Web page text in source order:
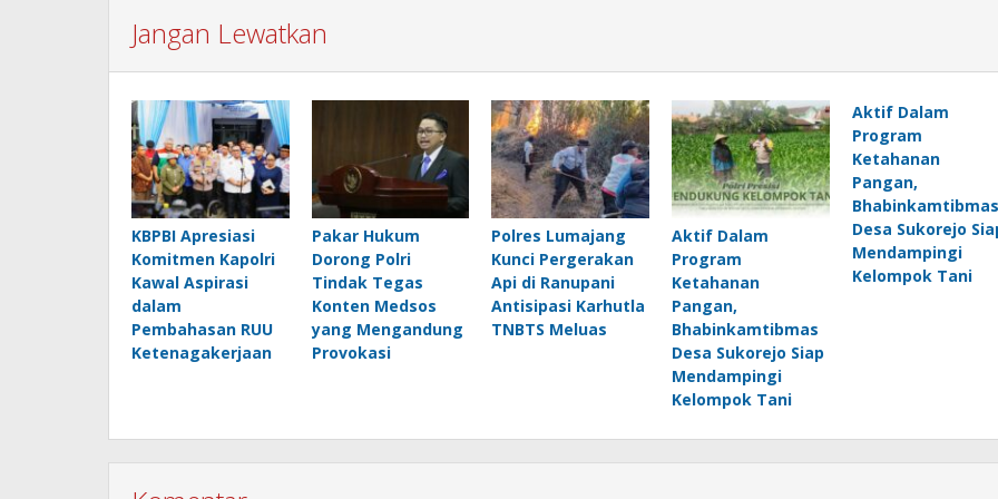
Jangan Lewatkan
KBPBI Apresiasi
Komitmen Kapolri
Kawal Aspirasi
dalam
Pembahasan RUU
Ketenagakerjaan
Pakar Hukum
Dorong Polri
Tindak Tegas
Konten Medsos
yang Mengandung
Provokasi
Polres Lumajang
Kunci Pergerakan
Api di Ranupani
Antisipasi Karhutla
TNBTS Meluas
Aktif Dalam
Program
Ketahanan
Pangan,
Bhabinkamtibmas
Desa Sukorejo Siap
Mendampingi
Kelompok Tani
Aktif Dalam
Program
Ketahanan
Pangan,
Bhabinkamtibmas
Desa Sukorejo
Mendampingi
Kelompok Tani